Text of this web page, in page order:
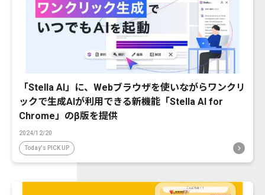
「Stella AI」に、Webブラウザを使いながらワンクリ
ックで生成AIが利用できる新機能「Stella AI for
Chrome」のβ版を提供
2024/12/20
Today's PICK UP